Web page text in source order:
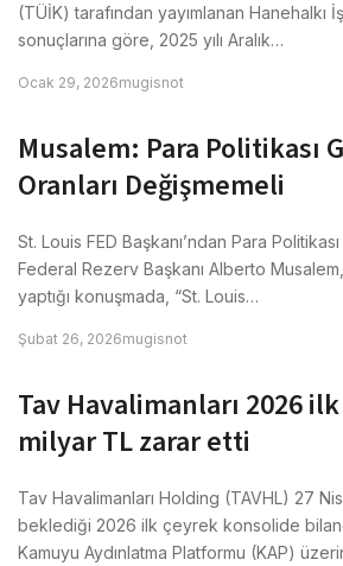
(TÜİK) tarafından yayımlanan Hanehalkı İş
sonuçlarına göre, 2025 yılı Aralık…
Ocak 29, 2026mugisnot
Musalem: Para Politikası
Oranları Değişmemeli
St. Louis FED Başkanı’ndan Para
Federal Rezerv Başkanı Alberto
yaptığı konuşmada, “St. Louis…
Şubat 26, 2026mugisnot
Tav Havalimanları 2026
milyar TL zarar etti
Tav Havalimanları Holding (TAVHL) 27
beklediği 2026 ilk çeyrek konsolide
Kamuyu Aydınlatma Platformu (KAP)